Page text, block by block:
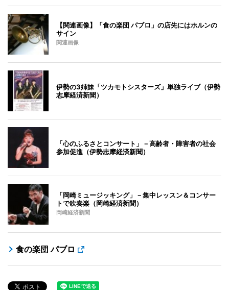
【関連画像】「食の楽団 パブロ」の店先にはホルンの
サイン
関連画像
伊勢の3姉妹「ツカモトシスターズ」単独ライブ（伊勢
志摩経済新聞）
「心のふるさとコンサート」－高齢者・障害者の社会
参加促進（伊勢志摩経済新聞）
「岡崎ミュージッキング」－集中レッスン＆コンサー
トで吹奏楽（岡崎経済新聞）
岡崎経済新聞
食の楽団 パブロ